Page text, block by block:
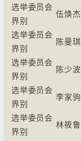
选举委员会
界别
伍焕杰
选举委员会
界别
陈曼琪
选举委员会
界别
陈少波
选举委员会
界别
李家驹
选举委员会
界别
林筱鲁